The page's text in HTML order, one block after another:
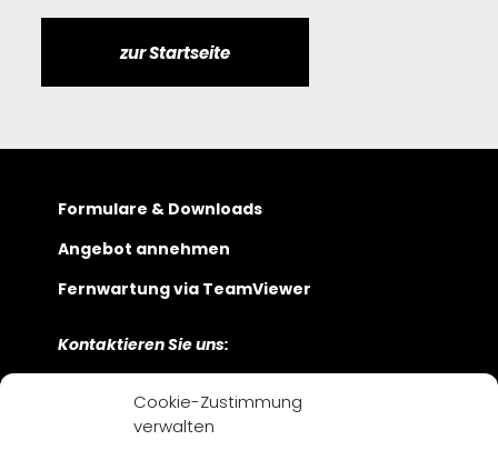
Cookie-Zustimmung
verwalten
zur Startseite
Formulare & Downloads
Angebot annehmen
Fernwartung via TeamViewer
Kontaktieren Sie uns:
Bayerwaldstraße 9
D-81737 München